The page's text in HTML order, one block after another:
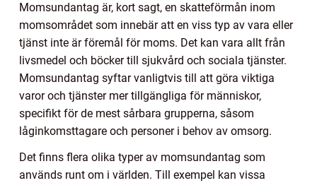
Momsundantag är, kort sagt, en skatteförmån inom
momsområdet som innebär att en viss typ av vara eller
tjänst inte är föremål för moms. Det kan vara allt från
livsmedel och böcker till sjukvård och sociala tjänster.
Momsundantag syftar vanligtvis till att göra viktiga
varor och tjänster mer tillgängliga för människor,
specifikt för de mest sårbara grupperna, såsom
låginkomsttagare och personer i behov av omsorg.
Det finns flera olika typer av momsundantag som
används runt om i världen. Till exempel kan vissa